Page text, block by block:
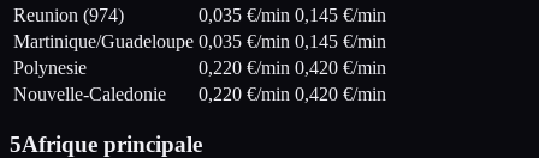
Reunion (974)
0,035 €/min 0,145 €/min
Martinique/Guadeloupe 0,035 €/min 0,145 €/min
Polynesie
0,220 €/min 0,420 €/min
Nouvelle-Caledonie
0,220 €/min 0,420 €/min
5Afrique principale